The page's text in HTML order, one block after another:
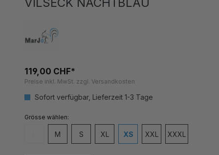
Preise inkl. MwSt. zzgl. Versandkosten
Sofort verfügbar, Lieferzeit 1-3 Tage
(Diese Option ist zurzeit nicht verfügbar.)
M S XL XS XXL XXXL